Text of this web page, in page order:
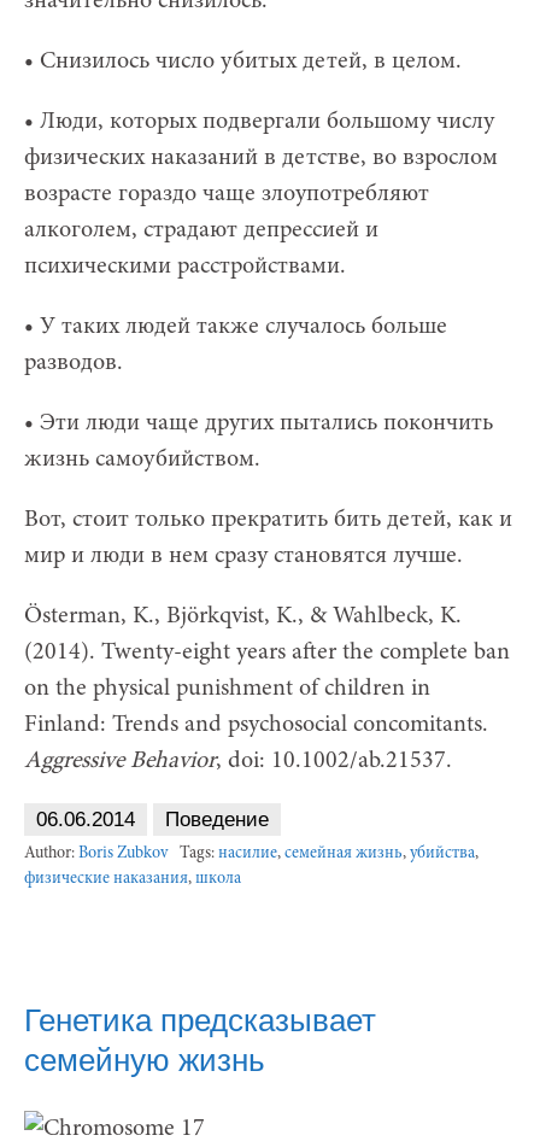
• Снизилось число убитых детей, в целом.
• Люди, которых подвергали большому числу
физических наказаний в детстве, во взрослом
возрасте гораздо чаще злоупотребляют
алкоголем, страдают депрессией и
психическими расстройствами.
• У таких людей также случалось больше
разводов.
• Эти люди чаще других пытались покончить
жизнь самоубийством.
Вот, стоит только прекратить бить детей, как и
мир и люди в нем сразу становятся лучше.
Österman, K., Björkqvist, K., & Wahlbeck, K.
(2014). Twenty-eight years after the complete ban
on the physical punishment of children in
Finland: Trends and psychosocial concomitants.
Aggressive Behavior, doi: 10.1002/ab.21537.
06.06.2014 Поведение
Author: Boris Zubkov Tags: насилие, семейная жизнь, убийства,
физические наказания, школа
Генетика предсказывает
семейную жизнь